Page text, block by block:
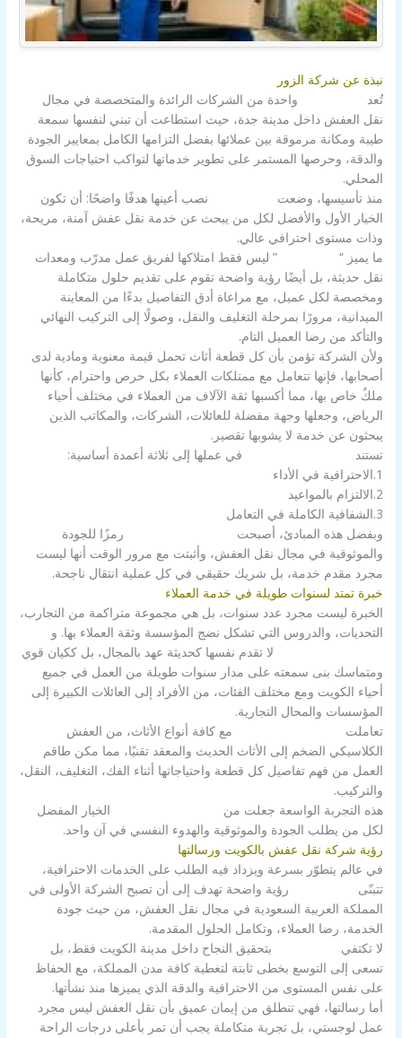
نبذة عن شركة الزور
تُعد
واحدة من الشركات الرائدة والمتخصصة في مجال
نقل العفش داخل مدينة جدة، حيث استطاعت أن تبني لنفسها سمعة
طيبة ومكانة مرموقة بين عملائها بفضل التزامها الكامل بمعايير الجودة
والدقة، وحرصها المستمر على تطوير خدماتها لتواكب احتياجات السوق
المحلي.
منذ تأسيسها، وضعت
نصب أعينها هدفًا واضحًا: أن تكون
الخيار الأول والأفضل لكل من يبحث عن خدمة نقل عفش آمنة، مريحة،
وذات مستوى احترافي عالي.
ما يميز “ شركة الزور” ليس فقط امتلاكها لفريق عمل مدرّب ومعدات
نقل حديثة، بل أيضًا رؤية واضحة تقوم على تقديم حلول متكاملة
ومخصصة لكل عميل، مع مراعاة أدق التفاصيل بدءًا من المعاينة
الميدانية، مرورًا بمرحلة التغليف والنقل، وصولًا إلى التركيب النهائي
والتأكد من رضا العميل التام.
ولأن الشركة تؤمن بأن كل قطعة أثاث تحمل قيمة معنوية ومادية لدى
أصحابها، فإنها تتعامل مع ممتلكات العملاء بكل حرص واحترام، كأنها
ملكٌ خاص بها، مما أكسبها ثقة الآلاف من العملاء في مختلف أحياء
الرياض، وجعلها وجهة مفضلة للعائلات، الشركات، والمكاتب الذين
يبحثون عن خدمة لا يشوبها تقصير.
تستند
في عملها إلى ثلاثة أعمدة أساسية:
1.الاحترافية في الأداء
2.الالتزام بالمواعيد
3.الشفافية الكاملة في التعامل
وبفضل هذه المبادئ، أصبحت
رمزًا للجودة
والموثوقية في مجال نقل العفش، وأثبتت مع مرور الوقت أنها ليست
مجرد مقدم خدمة، بل شريك حقيقي في كل عملية انتقال ناجحة.
خبرة تمتد لسنوات طويلة في خدمة العملاء
الخبرة ليست مجرد عدد سنوات، بل هي مجموعة متراكمة من التجارب،
التحديات، والدروس التي تشكل نضج المؤسسة وثقة العملاء بها. و
لا تقدم نفسها كحديثة عهد بالمجال، بل ككيان قوي
ومتماسك بنى سمعته على مدار سنوات طويلة من العمل في جميع
أحياء الكويت ومع مختلف الفئات، من الأفراد إلى العائلات الكبيرة إلى
المؤسسات والمحال التجارية.
تعاملت
مع كافة أنواع الأثاث، من العفش
الكلاسيكي الضخم إلى الأثاث الحديث والمعقد تقنيًا، مما مكن طاقم
العمل من فهم تفاصيل كل قطعة واحتياجاتها أثناء الفك، التغليف، النقل،
والتركيب.
هذه التجربة الواسعة جعلت من
الخيار المفضل
لكل من يطلب الجودة والموثوقية والهدوء النفسي في آن واحد.
رؤية ‌‌شركة نقل عفش بالكويت ورسالتها
في عالم يتطوّر بسرعة ويزداد فيه الطلب على الخدمات الاحترافية،
تتبنّى
رؤية واضحة تهدف إلى أن تصبح الشركة الأولى في
المملكة العربية السعودية في مجال نقل العفش، من حيث جودة
الخدمة، رضا العملاء، وتكامل الحلول المقدمة.
لا تكتفي
بتحقيق النجاح داخل مدينة الكويت فقط، بل
تسعى إلى التوسع بخطى ثابتة لتغطية كافة مدن المملكة، مع الحفاظ
على نفس المستوى من الاحترافية والدقة الذي يميزها منذ نشأتها.
أما رسالتها، فهي تنطلق من إيمان عميق بأن نقل العفش ليس مجرد
عمل لوجستي، بل تجربة متكاملة يجب أن تمر بأعلى درجات الراحة